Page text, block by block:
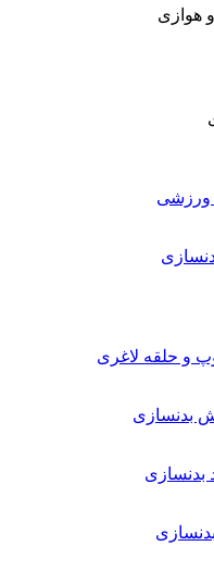
هوازی
ورزشی
و حلقه لاغری
بدنسازی
بدنسازی